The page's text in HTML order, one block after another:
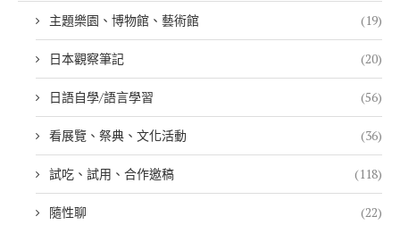
主題樂園、博物館、藝術館 (19)
日本觀察筆記 (20)
日語自學/語言學習 (56)
看展覽、祭典、文化活動 (36)
試吃、試用、合作邀稿 (118)
隨性聊 (22)